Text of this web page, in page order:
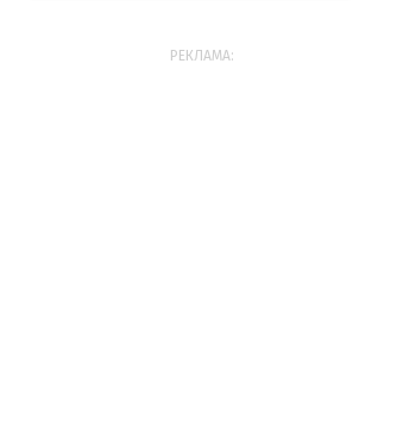
РЕКЛАМА: